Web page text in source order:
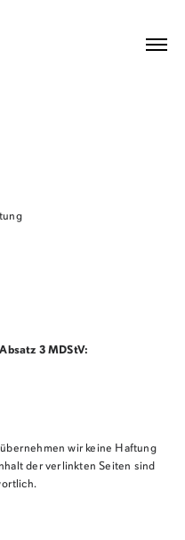
3 MDStV:
wir keine Haftung
der verlinkten Seiten sind